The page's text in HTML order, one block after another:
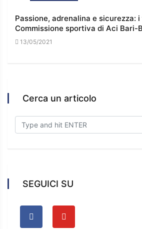
Passione, adrenalina e sicurezza:
Commissione sportiva di Aci Bari-
13/05/2021
Cerca un articolo
SEGUICI SU